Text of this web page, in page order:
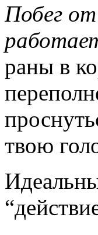
Побег
раны в
твою